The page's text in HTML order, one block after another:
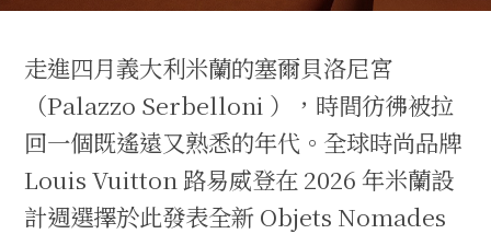
走進四月義大利米蘭的塞爾貝洛尼宮
（Palazzo Serbelloni ），時間彷彿被拉
回一個既遙遠又熟悉的年代。全球時尚品牌
Louis Vuitton 路易威登在 2026 年米蘭設
計週選擇於此發表全新 Objets Nomades